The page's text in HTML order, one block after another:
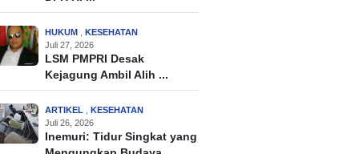
HUKUM , KESEHATAN
Juli 27, 2026
LSM PMPRI Desak
Kejagung Ambil Alih ...
ARTIKEL , KESEHATAN
Juli 26, 2026
Inemuri: Tidur Singkat yang